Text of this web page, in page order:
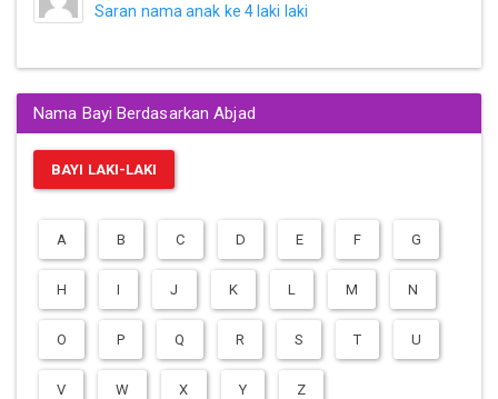
Saran nama anak ke 4 laki laki
Nama Bayi Berdasarkan Abjad
BAYI LAKI-LAKI
A B C D E F G
H I J K L M N
O P Q R S T U
V W X Y Z